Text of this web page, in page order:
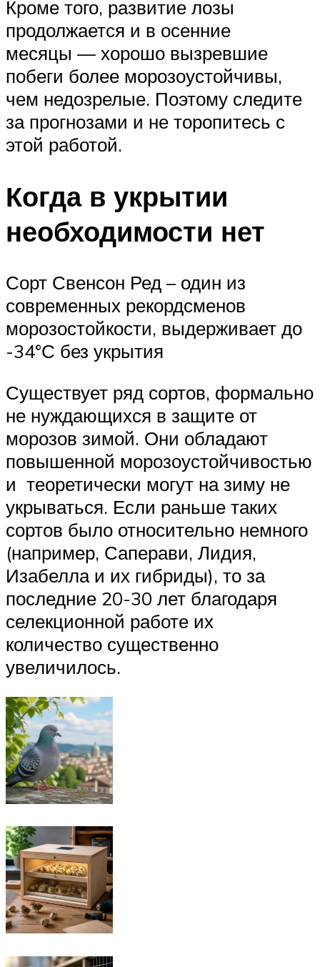
Кроме того, развитие лозы
продолжается и в осенние
месяцы — хорошо вызревшие
побеги более морозоустойчивы,
чем недозрелые. Поэтому следите
за прогнозами и не торопитесь с
этой работой.
Когда в укрытии
необходимости нет
Сорт Свенсон Ред – один из
современных рекордсменов
морозостойкости, выдерживает до
-34°С без укрытия
Существует ряд сортов, формально
не нуждающихся в защите от
морозов зимой. Они обладают
повышенной морозоустойчивостью
и теоретически могут на зиму не
укрываться. Если раньше таких
сортов было относительно немного
(например, Саперави, Лидия,
Изабелла и их гибриды), то за
последние 20-30 лет благодаря
селекционной работе их
количество существенно
увеличилось.